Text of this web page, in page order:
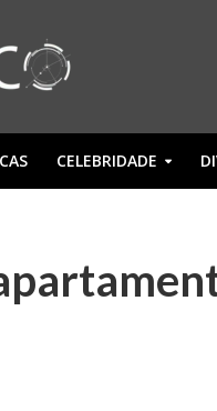
CELEBRIDADE